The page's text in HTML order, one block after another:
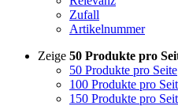
Zufall
Artikelnummer
Zeige 50 Produkte pro
50 Produkte pro Seite
100 Produkte pro
150 Produkte pro